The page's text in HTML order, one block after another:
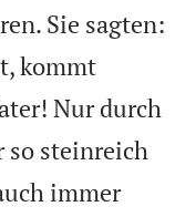
Sie sagten:
kommt
Nur durch
so steinreich
immer